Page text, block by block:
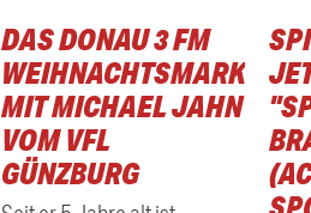
DAS DONAU 3 FM
MIT MICHAEL JAHN
VOM VFL
GÜNZBURG